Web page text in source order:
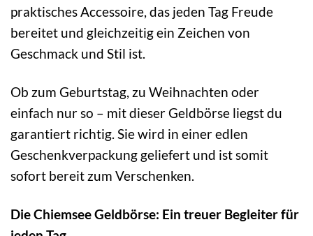
praktisches Accessoire, das jeden Tag Freude
bereitet und gleichzeitig ein Zeichen von
Geschmack und Stil ist.
Ob zum Geburtstag, zu Weihnachten oder
einfach nur so – mit dieser Geldbörse liegst du
garantiert richtig. Sie wird in einer edlen
Geschenkverpackung geliefert und ist somit
sofort bereit zum Verschenken.
Die Chiemsee Geldbörse: Ein treuer Begleiter für